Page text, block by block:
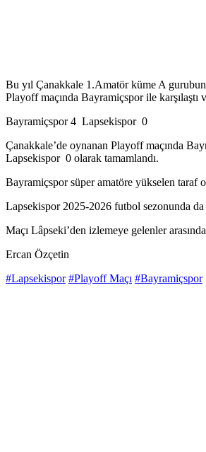
Bu yıl Çanakkale 1.Amatör küme A
Playoff maçında Bayramiçspor ile karşılaştı
Bayramiçspor 4 Lapsekispor 0
Çanakkale’de oynanan Playoff maçında
Lapsekispor 0 olarak tamamlandı.
Bayramiçspor süper amatöre yükselen taraf
Lapsekispor 2025-2026 futbol sezonunda
Maçı Lâpseki’den izlemeye gelenler
Ercan Özçetin
#Lapsekispor #Playoff Maçı #Bayramiçspor